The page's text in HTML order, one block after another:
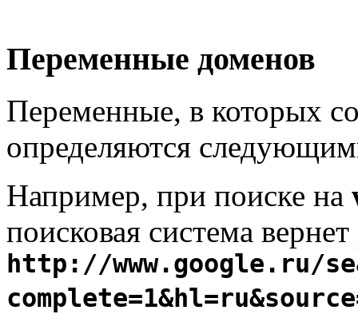
Переменные доменов
Переменные, в которых
определяются
Например, при поиске на
поисковая система
http://www.google.ru/